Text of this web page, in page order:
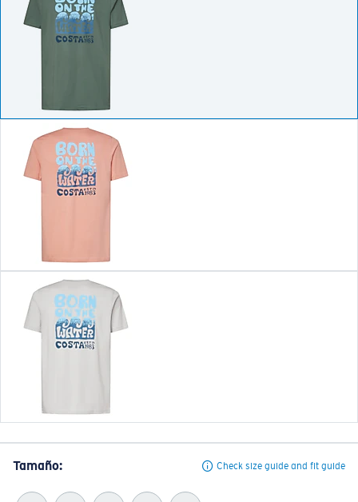
Tamaño: Check size guide and fit guide